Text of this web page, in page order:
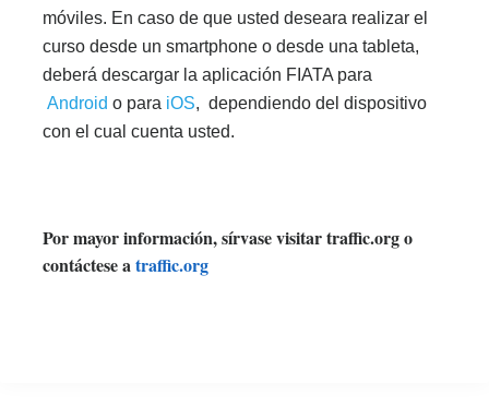
móviles. En caso de que usted deseara realizar el
curso desde un smartphone o desde una tableta,
deberá descargar la aplicación FIATA para
Android o para iOS, dependiendo del dispositivo
con el cual cuenta usted.
Por mayor información, sírvase visitar traffic.org o
contáctese atraffic.org